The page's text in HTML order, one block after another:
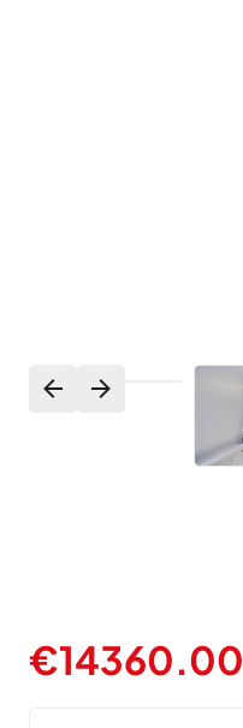
€14360.00